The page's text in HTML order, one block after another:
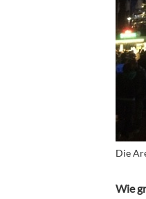
Die
Wie